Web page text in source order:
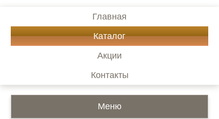
Главная
Каталог
Акции
Контакты
Меню